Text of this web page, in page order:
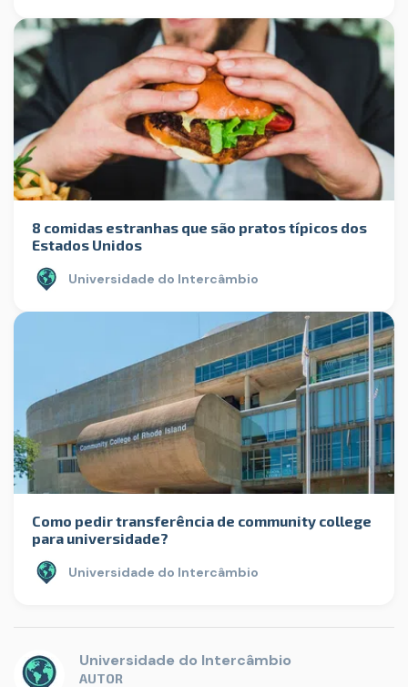
8 comidas estranhas que são pratos típicos dos
Estados Unidos
Universidade do Intercâmbio
Como pedir transferência de community college
para universidade?
Universidade do Intercâmbio
Universidade do Intercâmbio
AUTOR